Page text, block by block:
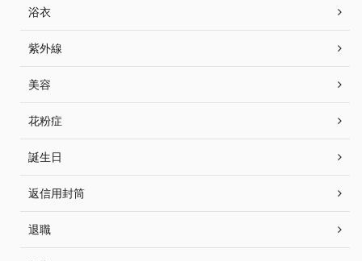
浴衣
紫外線
美容
花粉症
誕生日
返信用封筒
退職